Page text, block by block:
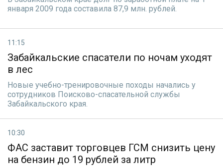
января 2009 года составила 87,9 млн. рублей.
11:15
Забайкальские спасатели по ночам уходят
в лес
Новые учебно-тренировочные походы начались у
сотрудников Поисково-спасательной службы
Забайкальского края.
10:30
ФАС заставит торговцев ГСМ снизить цену
на бензин до 19 рублей за литр